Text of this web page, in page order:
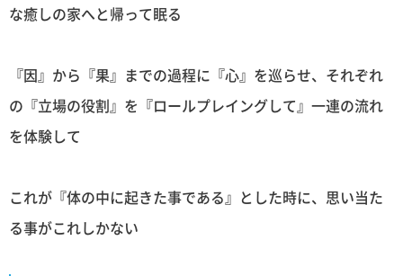
な癒しの家へと帰って眠る
『因』から『果』までの過程に『心』を巡らせ、それぞれ
の『立場の役割』を『ロールプレイングして』一連の流れ
を体験して
これが『体の中に起きた事である』とした時に、思い当た
る事がこれしかない